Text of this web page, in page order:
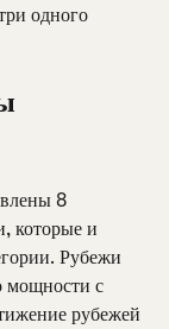
одного
8
которые и
Рубежи
мощности с
рубежей